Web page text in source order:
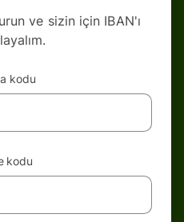
ve sizin için IBAN'ı
kodu
kodu